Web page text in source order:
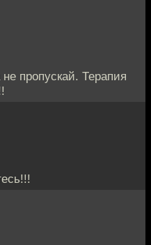
пропускай. Терапия